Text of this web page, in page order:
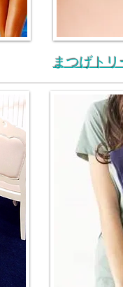
まつげト